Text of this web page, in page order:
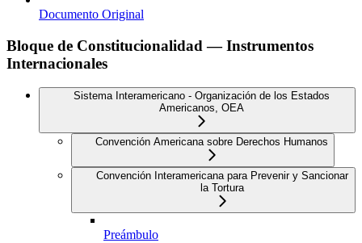
Documento Original
Bloque de Constitucionalidad — Instrumentos
Internacionales
Sistema Interamericano - Organización de los Estados
Americanos, OEA
Convención Americana sobre Derechos Humanos
Convención Interamericana para Prevenir y Sancionar
la Tortura
Preámbulo